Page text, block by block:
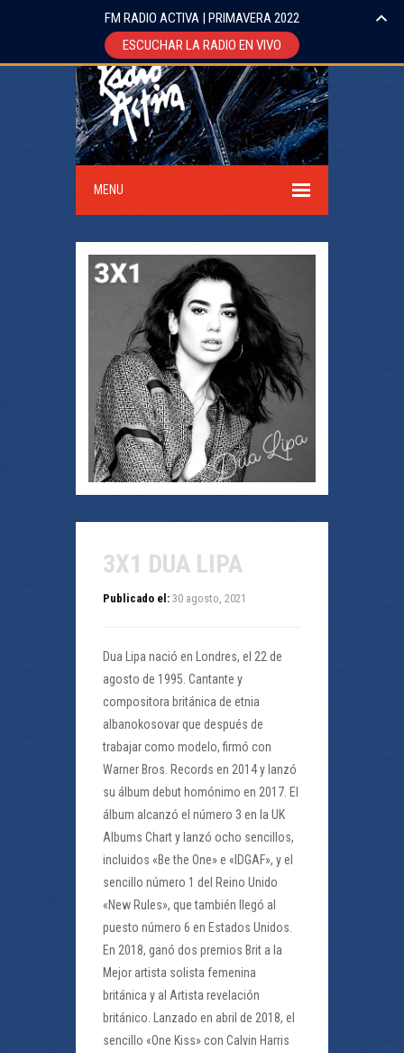
MENU
3X1 DUA LIPA
Publicado el: 30 agosto, 2021
Dua Lipa nació en Londres, el 22 de
agosto de 1995. Cantante y
compositora británica de etnia
albanokosovar que después de
trabajar como modelo, firmó con
Warner Bros. Records en 2014 y lanzó
su álbum debut homónimo en 2017. El
álbum alcanzó el número 3 en la UK
Albums Chart y lanzó ocho sencillos,
incluidos «Be the One» e «IDGAF», y el
sencillo número 1 del Reino Unido
«New Rules», que también llegó al
puesto número 6 en Estados Unidos.
En 2018, ganó dos premios Brit a la
Mejor artista solista femenina
británica y al Artista revelación
británico. Lanzado en abril de 2018, el
sencillo «One Kiss» con Calvin Harris
FM RADIO ACTIVA | PRIMAVERA 2022
ESCUCHAR LA RADIO EN VIVO